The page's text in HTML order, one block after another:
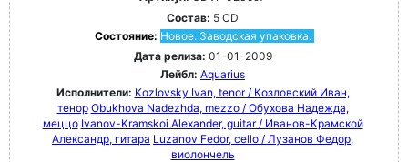
Состав: 5 CD
Состояние: Новое. Заводская упаковка.
Дата релиза: 01-01-2009
Лейбл: Aquarius
Исполнители: Kozlovsky Ivan, tenor / Козловский Иван,
тенор Obukhova Nadezhda, mezzo / Обухова Надежда,
меццо Ivanov-Kramskoi Alexander, guitar / Иванов-Крамской
Александр, гитара Luzanov Fedor, cello / Лузанов Федор,
виолончель